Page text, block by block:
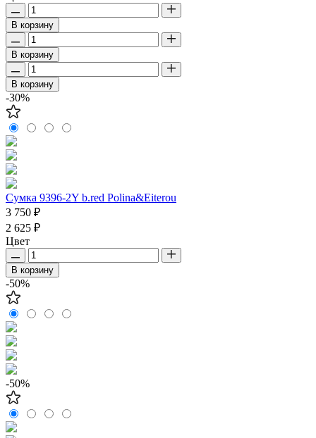
В корзину
В корзину
В корзину
-30%
Сумка 9396-2Y b.red Polina&Eiterou
3 750 ₽
2 625 ₽
Цвет
В корзину
-50%
-50%